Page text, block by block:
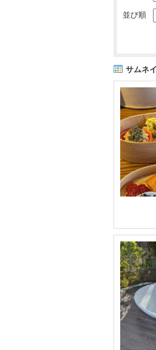
並び順
サムネ